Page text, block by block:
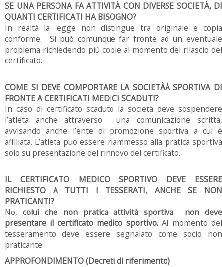
SE UNA PERSONA FA ATTIVITÀ CON DIVERSE SOCIETÀ, DI
QUANTI CERTIFICATI HA BISOGNO?
In realtà la legge non distingue tra originale e copia
conforme. Si può comunque far fronte ad un eventuale
problema richiedendo più copie al momento del rilascio del
certificato.
COME SI DEVE COMPORTARE LA SOCIETÀÀ SPORTIVA DI
FRONTE A CERTIFICATI MEDICI SCADUTI?
In caso di certificato scaduto la società deve sospendere
l’atleta anche attraverso una comunicazione scritta,
avvisando anche l’ente di promozione sportiva a cui è
affiliata. L’atleta può essere riammesso alla pratica sportiva
solo su presentazione del rinnovo del certificato.
IL CERTIFICATO MEDICO SPORTIVO DEVE ESSERE
RICHIESTO A TUTTI I TESSERATI, ANCHE SE NON
PRATICANTI?
No,colui che non pratica attività sportiva non deve
presentare il certificato medico sportivo.Al momento del
tesseramento deve essere segnalato come socio non
praticante.
APPROFONDIMENTO (Decreti di riferimento)